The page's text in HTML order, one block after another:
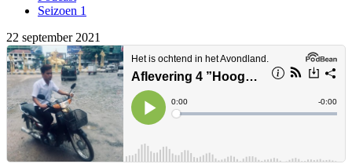
Seizoen 1
22 september 2021